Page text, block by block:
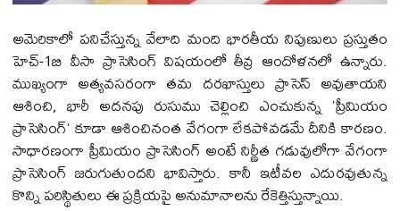
అమెరికాలో పనిచేస్తున్న వేలాది మంది భారతీయ నిపుణులు ప్రస్తుతం
హెచ్-1బి వీసా ప్రాసెసింగ్ విషయంలో తీవ్ర ఆందోళనలో ఉన్నారు.
ముఖ్యంగా అత్యవసరంగా తమ దరఖాస్తులు ప్రాసెస్ అవుతాయని
ఆశించి, భారీ అదనపు రుసుము చెల్లించి ఎంచుకున్న 'ప్రీమియం
ప్రాసెసింగ్' కూడా ఆశించినంత వేగంగా లేకపోవడమే దీనికి కారణం.
సాధారణంగా ప్రీమియం ప్రాసెసింగ్ అంటే నిర్ణీత గడువులోగా వేగంగా
ప్రాసెసింగ్ జరుగుతుందని భావిస్తారు. కానీ ఇటీవల ఎదురవుతున్న
కొన్ని పరిస్థితులు ఈ ప్రక్రియపై అనుమానాలను రేకెత్తిస్తున్నాయి.